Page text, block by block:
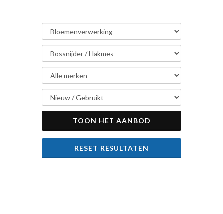
TOON HET AANBOD
RESET RESULTATEN